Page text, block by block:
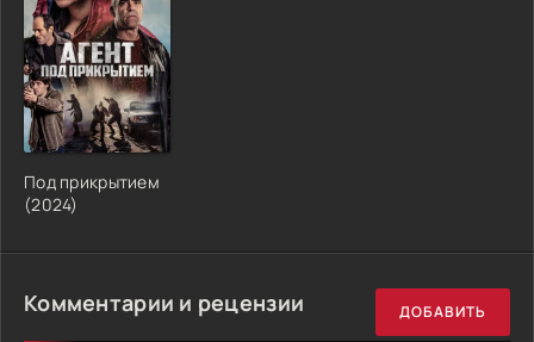
Под прикрытием
(2024)
Комментарии и рецензии ДОБАВИТЬ